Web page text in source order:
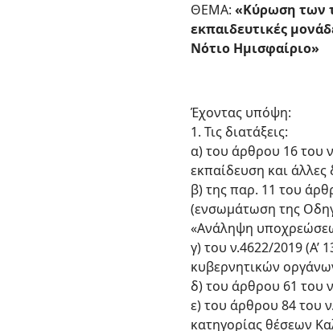
ΘΕΜΑ:«Κύρωση των
εκπαιδευτικές
Νότιο Ημισφαίριο»
Έχοντας υπόψη:
1. Τις διατάξεις:
α) του άρθρου 16 του
εκπαίδευση και άλλες
β) της παρ. 11 του
(ενσωμάτωση της
«Ανάληψη
γ) του ν.4622/2019 (A’
κυβερνητικών
δ) του άρθρου 61 του
ε) του άρθρου 84 του
κατηγορίας θέσεων